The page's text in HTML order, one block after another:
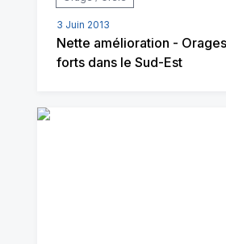
3 Juin 2013
Nette amélioration -
forts dans le Sud-Est